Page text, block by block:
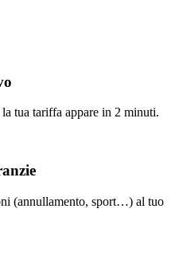
tua tariffa appare in 2 minuti.
(annullamento, sport…) al tuo